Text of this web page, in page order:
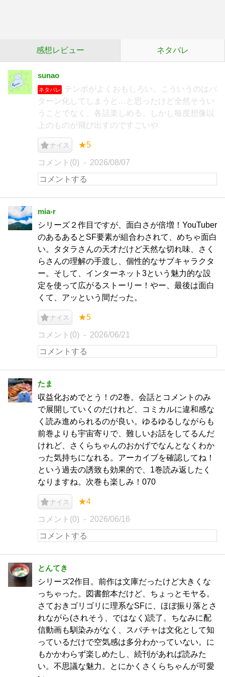
感想レビュー ネタバレ
sunao
ネタバレ
テンポがよくおもしろい。こういうのはパ
ターン化してしまうと…と思ったけど全然そうい
うことでなく、各話楽しめる。しかし毎度想像以
上のものが飛び出すのですごいや
ナイス ★5
コメント(0) 2026/08/07
mia-r
シリーズ２作目ですが、面白さが倍増！YouTuber
のあるあるとSF要素が組合わされて、めちゃ面白
い。タタラさんの天才だけど天然な切れ味、さく
らさんの理解の手渡し、個性的なサブキャラクタ
ー。そして、インターネット3という魅力的な設
定を使って広がるストーリー！やー、最後は面白
くて、アッという間だった。
ナイス ★5
コメント(0) 2026/06/21
たま
収益化おめでとう！の2巻。会話とコメントのみ
で展開していくのだけれど、コミカルに違和感な
く読み進められるのが良い。ゆるゆるしながらも
前巻よりも宇宙寄りで、難しいお話をしてるんだ
けれど、さくらちゃんのおかげでなんとなくわか
った気持ちになれる。アーカイブを確認してね！
という過去の誘致も効果的で、1巻読み返したく
なりますね。次巻も楽しみ！070
ナイス ★4
コメント(0) 2026/06/16
とんてき
シリーズ2作目。前作は文庫だったけど大きくな
っちゃった。図書館本だけど、ちょっとモヤる。
さておきゴリゴリに理系なSFに、ほぼ振り落とさ
れながら(されそう、ではなく)読了。ちなみに配
信動画も馴染みがなく、スパチャは文化として知
っているだけで空気感は多分わかっていない。に
もかかわらず楽しめたし、続刊があれば読みた
い。不思議な魅力。とにかくさくらちゃんが可愛